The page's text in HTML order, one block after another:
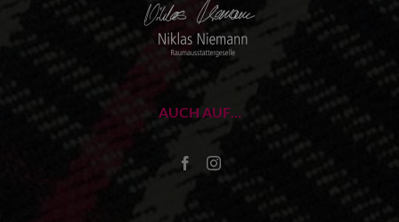
AUCH AUF…